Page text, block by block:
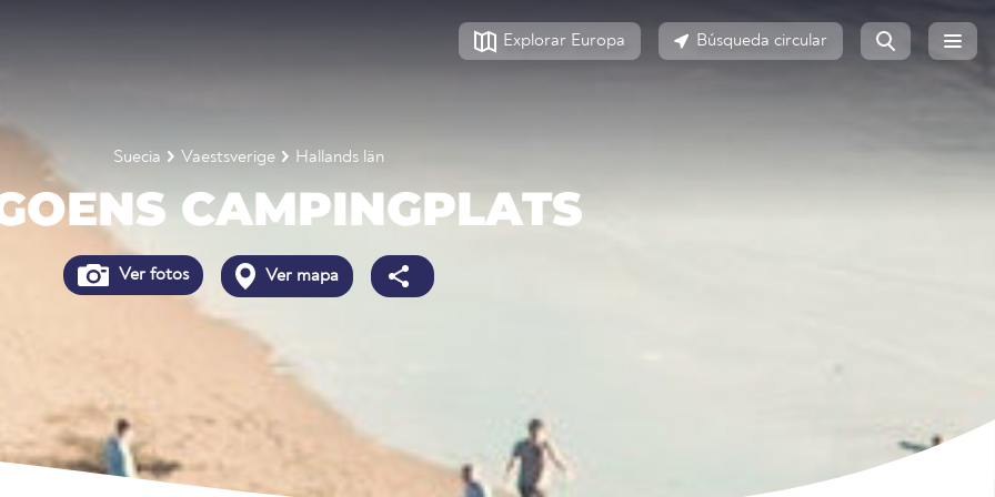
Explorar Europa Búsqueda circular
Suecia Vaestsverige Hallands län
CAMPINGPLATS
Ver fotos Ver mapa